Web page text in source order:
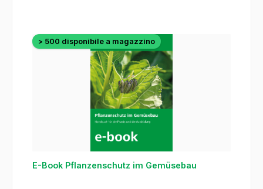
> 500 disponibile a magazzino
E-Book Pflanzenschutz im Gemüsebau